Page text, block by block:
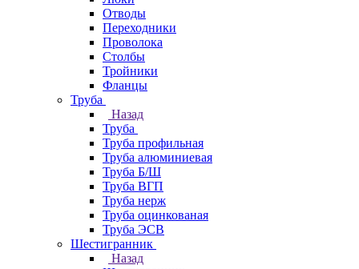
Отводы
Переходники
Проволока
Столбы
Тройники
Фланцы
Труба
Назад
Труба
Труба профильная
Труба алюминиевая
Труба Б/Ш
Труба ВГП
Труба нерж
Труба оцинкованая
Труба ЭСВ
Шестигранник
Назад